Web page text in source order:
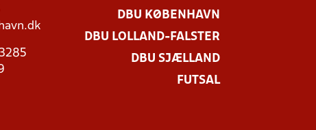
DBU KØBENHAVN
DBU LOLLAND-FALSTER
DBU SJÆLLAND
FUTSAL